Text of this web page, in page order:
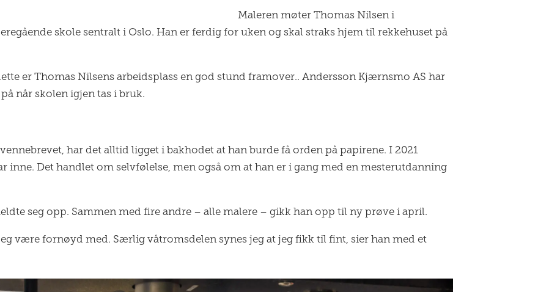
Maleren møter Thomas Nilsen i
skole sentralt i Oslo. Han er ferdig for uken og skal straks hjem til rekkehuset på
er Thomas Nilsens arbeidsplass en god stund framover.. Andersson Kjærnsmo AS har
når skolen igjen tas i bruk.
har det alltid ligget i bakhodet at han burde få orden på papirene. I 2021
inne. Det handlet om selvfølelse, men også om at han er i gang med en mesterutdanning
seg opp. Sammen med fire andre – alle malere – gikk han opp til ny prøve i april.
være fornøyd med. Særlig våtromsdelen synes jeg at jeg fikk til fint, sier han med et